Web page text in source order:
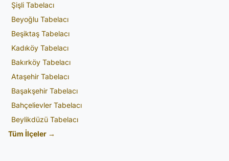
Şişli Tabelacı
Beyoğlu Tabelacı
Beşiktaş Tabelacı
Kadıköy Tabelacı
Bakırköy Tabelacı
Ataşehir Tabelacı
Başakşehir Tabelacı
Bahçelievler Tabelacı
Beylikdüzü Tabelacı
Tüm İlçeler →